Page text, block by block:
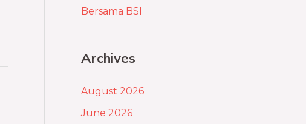
Bersama BSI
Archives
August 2026
June 2026